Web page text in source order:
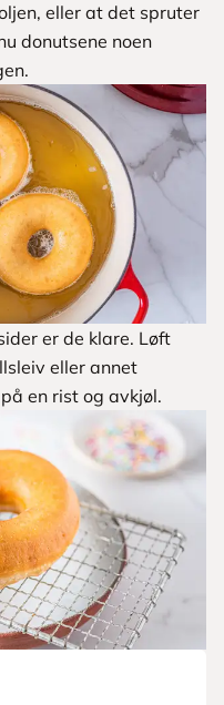
eller at det spruter
donutsene noen
er de klare. Løft
eller annet
en rist og avkjøl.